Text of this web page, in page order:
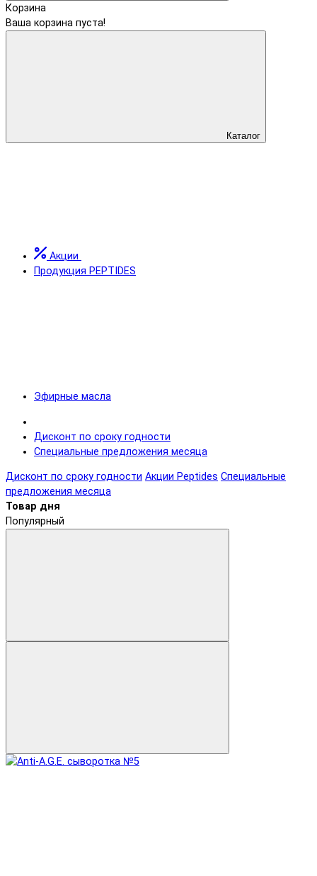
Корзина
Ваша корзина пуста!
Каталог
Акции
Продукция PEPTIDES
Эфирные масла
Дисконт по сроку годности
Специальные предложения месяца
Дисконт по сроку годности Акции Peptides Специальные
предложения месяца
Товар дня
Популярный